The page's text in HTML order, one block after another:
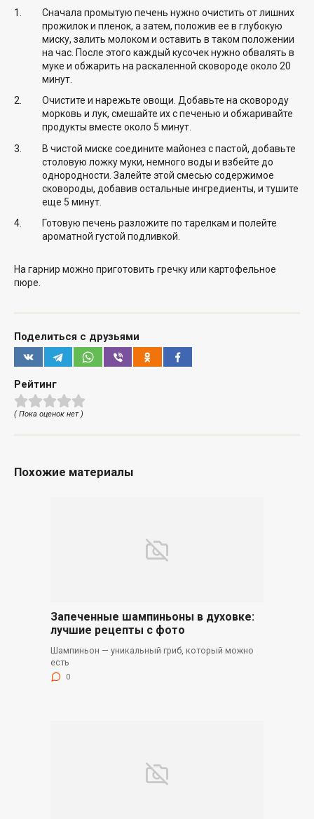
Сначала промытую печень нужно очистить от лишних
прожилок и пленок, а затем, положив ее в глубокую
миску, залить молоком и оставить в таком положении
на час. После этого каждый кусочек нужно обвалять в
муке и обжарить на раскаленной сковороде около 20
минут.
Очистите и нарежьте овощи. Добавьте на сковороду
морковь и лук, смешайте их с печенью и обжаривайте
продукты вместе около 5 минут.
В чистой миске соедините майонез с пастой, добавьте
столовую ложку муки, немного воды и взбейте до
однородности. Залейте этой смесью содержимое
сковороды, добавив остальные ингредиенты, и тушите
еще 5 минут.
Готовую печень разложите по тарелкам и полейте
ароматной густой подливкой.
На гарнир можно приготовить гречку или картофельное
пюре.
Поделиться с друзьями
Рейтинг
( Пока оценок нет )
Похожие материалы
Запеченные шампиньоны в духовке:
лучшие рецепты с фото
Шампиньон — уникальный гриб, который можно
есть
0